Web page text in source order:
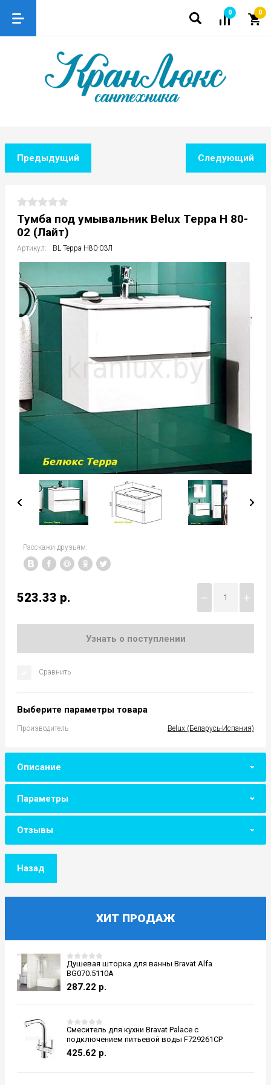
0 0
ХИТ ПРОДАЖ
Душевая шторка для ванны Bravat Alfa
BG070.5110A
287.22 р.
Смеситель для кухни Bravat Palace с
подключением питьевой воды F729261CP
425.62 р.
Предыдущий Следующий
Тумба под умывальник Belux Терра Н 80-
02 (Лайт)
Артикул: BL Терра Н80-03Л
Расскажи друзьям:
523.33 р. − +
Узнать о поступлении
Сравнить
Выберите параметры товара
Производитель Belux (Беларусь-Испания)
Описание
Параметры
Отзывы
Назад